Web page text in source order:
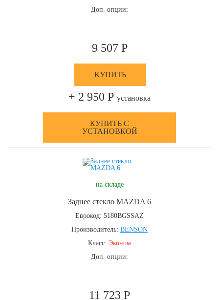
Доп. опции:
9 507 Р
КУПИТЬ
+ 2 950 Р установка
КУПИТЬ С
УСТАНОВКОЙ
на складе
Заднее стекло MAZDA 6
Еврокод: 5180BGSSAZ
Производитель: BENSON
Класс: Эконом
Доп. опции:
11 723 Р